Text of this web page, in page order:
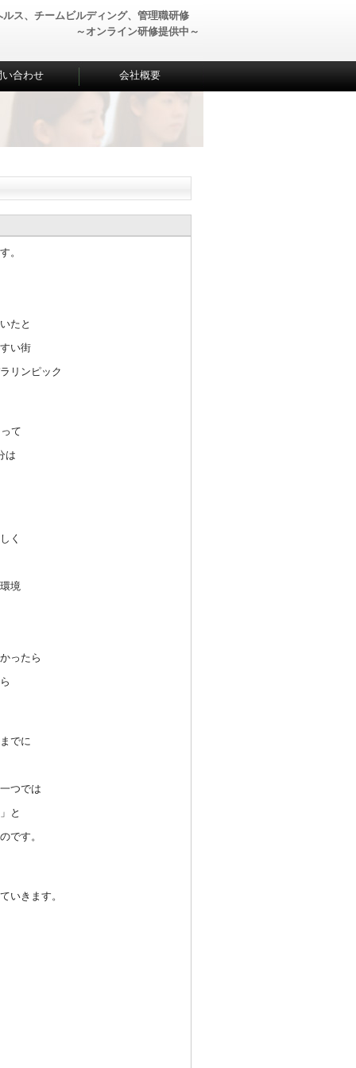
ス、チームビルディング、管理職研修
～オンライン研修提供中～
い合わせ 会社概要
。
た と
い街
リ ンピック
て
は
く
境
っ たら
でに
つでは
と
です。
いきます。